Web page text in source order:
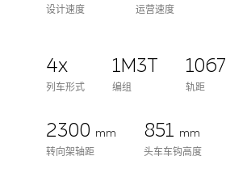
设计速度
运营速度
4x
列车形式
1M3T
编组
1067
轨距
2300 mm
转向架轴距
851 mm
头车车钩高度